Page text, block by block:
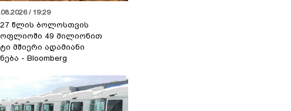
/ 19:29
წლის ბოლოსთვის
49 მილიონით
მშიერი ადამიანი
- Bloomberg